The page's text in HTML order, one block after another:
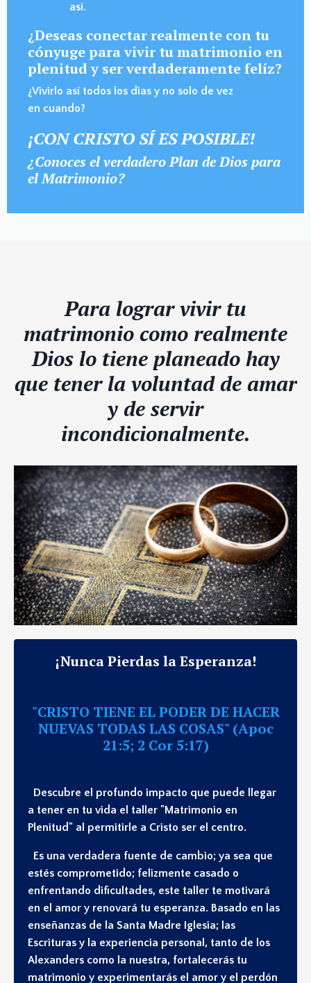
así.
¿Deseas conectar realmente con tu
cónyuge para vivir tu matrimonio en
plenitud y ser verdaderamente felíz?
¿Vivirlo así todos los dias y no solo de vez
en cuando?
¡CON CRISTO SÍ ES POSIBLE!
¿Conoces el verdadero Plan de Dios para
el Matrimonio?
Para lograr vivir tu
matrimonio como realmente
Dios lo tiene planeado hay
que tener la voluntad de amar
y de servir
incondicionalmente.
¡Nunca Pierdas la Esperanza!
"CRISTO TIENE EL PODER DE HACER
NUEVAS TODAS LAS COSAS" (Apoc
21:5; 2 Cor 5:17)
Descubre el profundo impacto que puede llegar
a tener en tu vida el taller "Matrimonio en
Plenitud" al permitirle a Cristo ser el centro.
Es una verdadera fuente de cambio; ya sea que
estés comprometido; felizmente casado o
enfrentando dificultades, este taller te motivará
en el amor y renovará tu esperanza. Basado en las
enseñanzas de la Santa Madre Iglesia; las
Escrituras y la experiencia personal, tanto de los
Alexanders como la nuestra, fortalecerás tu
matrimonio y experimentarás el amor y el perdón